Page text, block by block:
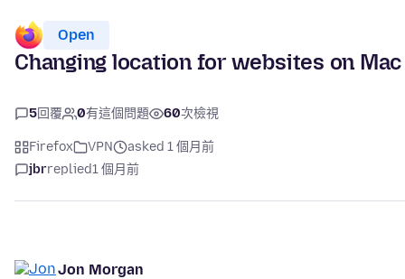
Open
Changing location for websites on Mac
5回覆 0有這個問題 60次檢視
Firefox VPN
asked 1 個月前
jbrreplied1 個月前
Jon Morgan